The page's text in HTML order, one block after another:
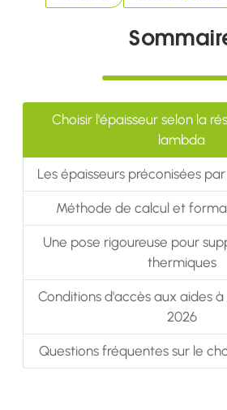
Choisir l'épaisseur selon la
lambda
Les épaisseurs préconisées
Méthode de calcul et
Une pose rigoureuse pour
thermiques
Conditions d'accès aux aides
2026
Questions fréquentes sur le